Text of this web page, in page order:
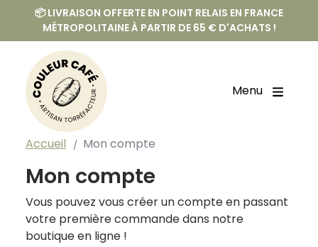
📦 LIVRAISON OFFERTE EN POINT RELAIS EN FRANCE
MÉTROPOLITAINE À PARTIR DE 65 € D'ACHATS !
Menu
Accueil Mon compte
Mon compte
Vous pouvez vous créer un compte en passant
votre première commande dans notre
boutique en ligne !